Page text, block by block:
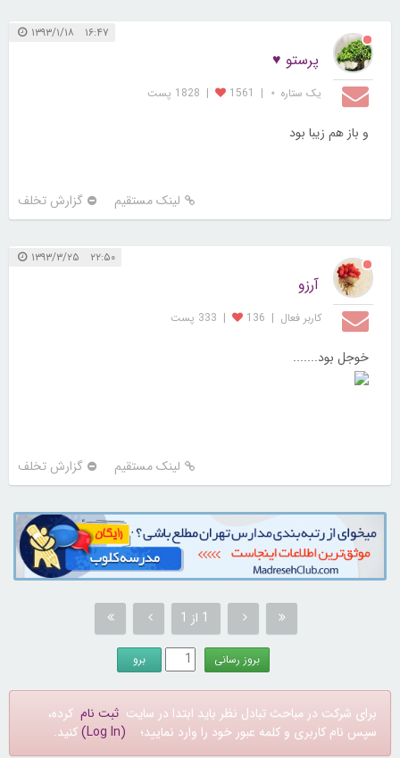
۱۶:۴۷ ۱۳۹۳/۱/۱۸
پرستو ♥
یک ستاره ⋆ |
1561
| 1828 پست
و باز هم زیبا بود
لینک مستقیم گزارش تخلف
۲۲:۵۰ ۱۳۹۳/۳/۲۵
آرزو
کاربر فعال |
136
| 333 پست
خوجل بود.......
لینک مستقیم گزارش تخلف
1 از 1
برای شرکت در مباحث تبادل نظر باید ابتدا در سایت ثبت نام کرده،
سپس نام کاربری و کلمه عبور خود را وارد نمایید؛ (Log In) کنید.